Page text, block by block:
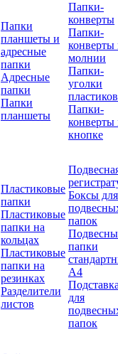
Папки
планшеты и
адресные
папки
Адресные
папки
Папки
планшеты
Папки-
конверты
Папки-
конверты
молнии
Папки-
уголки
Папки-
конверты
кнопке
Пластиковые
папки
Пластиковые
папки на
кольцах
Пластиковые
папки на
резинках
Разделители
листов
Боксы для
папок
папки
А4
для
папок